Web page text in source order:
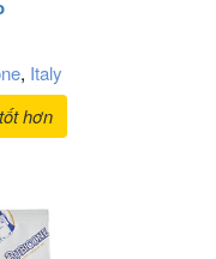
, Italy
hơn